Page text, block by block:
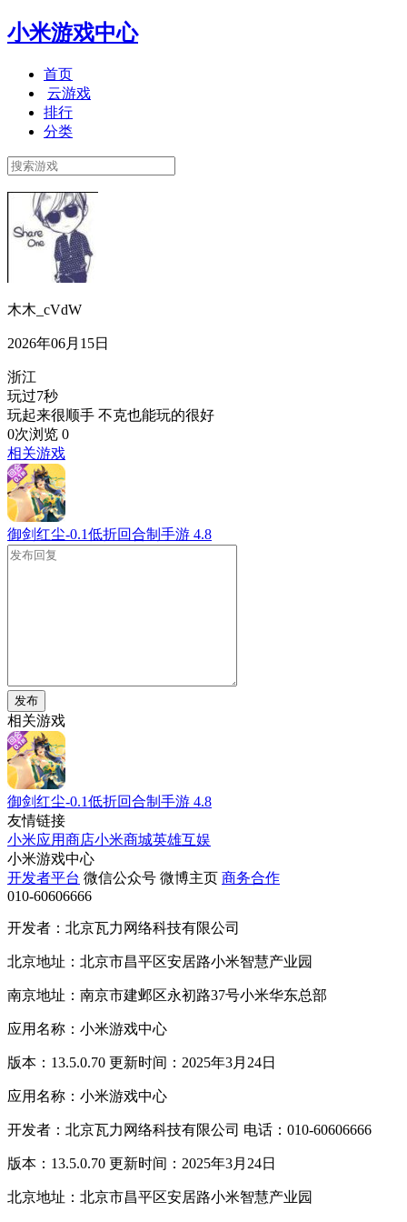
小米游戏中心
首页
云游戏
排行
分类
木木_cVdW
2026年06月15日
浙江
玩过7秒
玩起来很顺手 不克也能玩的很好
0次浏览 0
相关游戏
御剑红尘-0.1低折回合制手游 4.8
发布
相关游戏
御剑红尘-0.1低折回合制手游 4.8
友情链接
小米应用商店小米商城英雄互娱
小米游戏中心
开发者平台 微信公众号 微博主页 商务合作
010-60606666
开发者：北京瓦力网络科技有限公司
北京地址：北京市昌平区安居路小米智慧产业园
南京地址：南京市建邺区永初路37号小米华东总部
应用名称：小米游戏中心
版本：13.5.0.70 更新时间：2025年3月24日
应用名称：小米游戏中心
开发者：北京瓦力网络科技有限公司 电话：010-60606666
版本：13.5.0.70 更新时间：2025年3月24日
北京地址：北京市昌平区安居路小米智慧产业园